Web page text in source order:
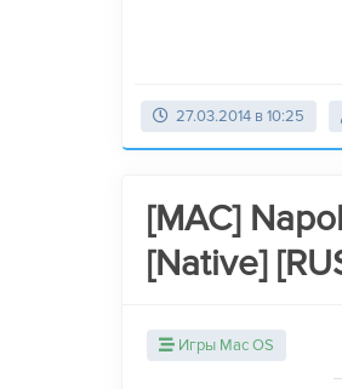
27.03.2014 в 10:25
[MAC]
[Native]
Игры Mac OS